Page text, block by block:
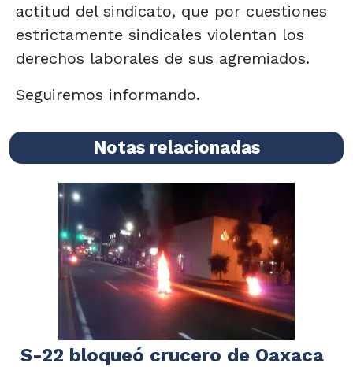
actitud del sindicato, que por cuestiones
estrictamente sindicales violentan los
derechos laborales de sus agremiados.
Seguiremos informando.
Notas relacionadas
S-22 bloqueó crucero de Oaxaca